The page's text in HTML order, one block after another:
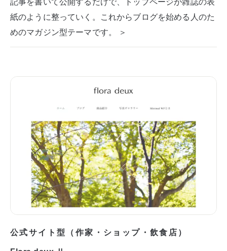
紙のように整っていく。これからブログを始める人のた
めのマガジン型テーマです。 ＞
公式サイト型（作家・ショップ・飲食店）